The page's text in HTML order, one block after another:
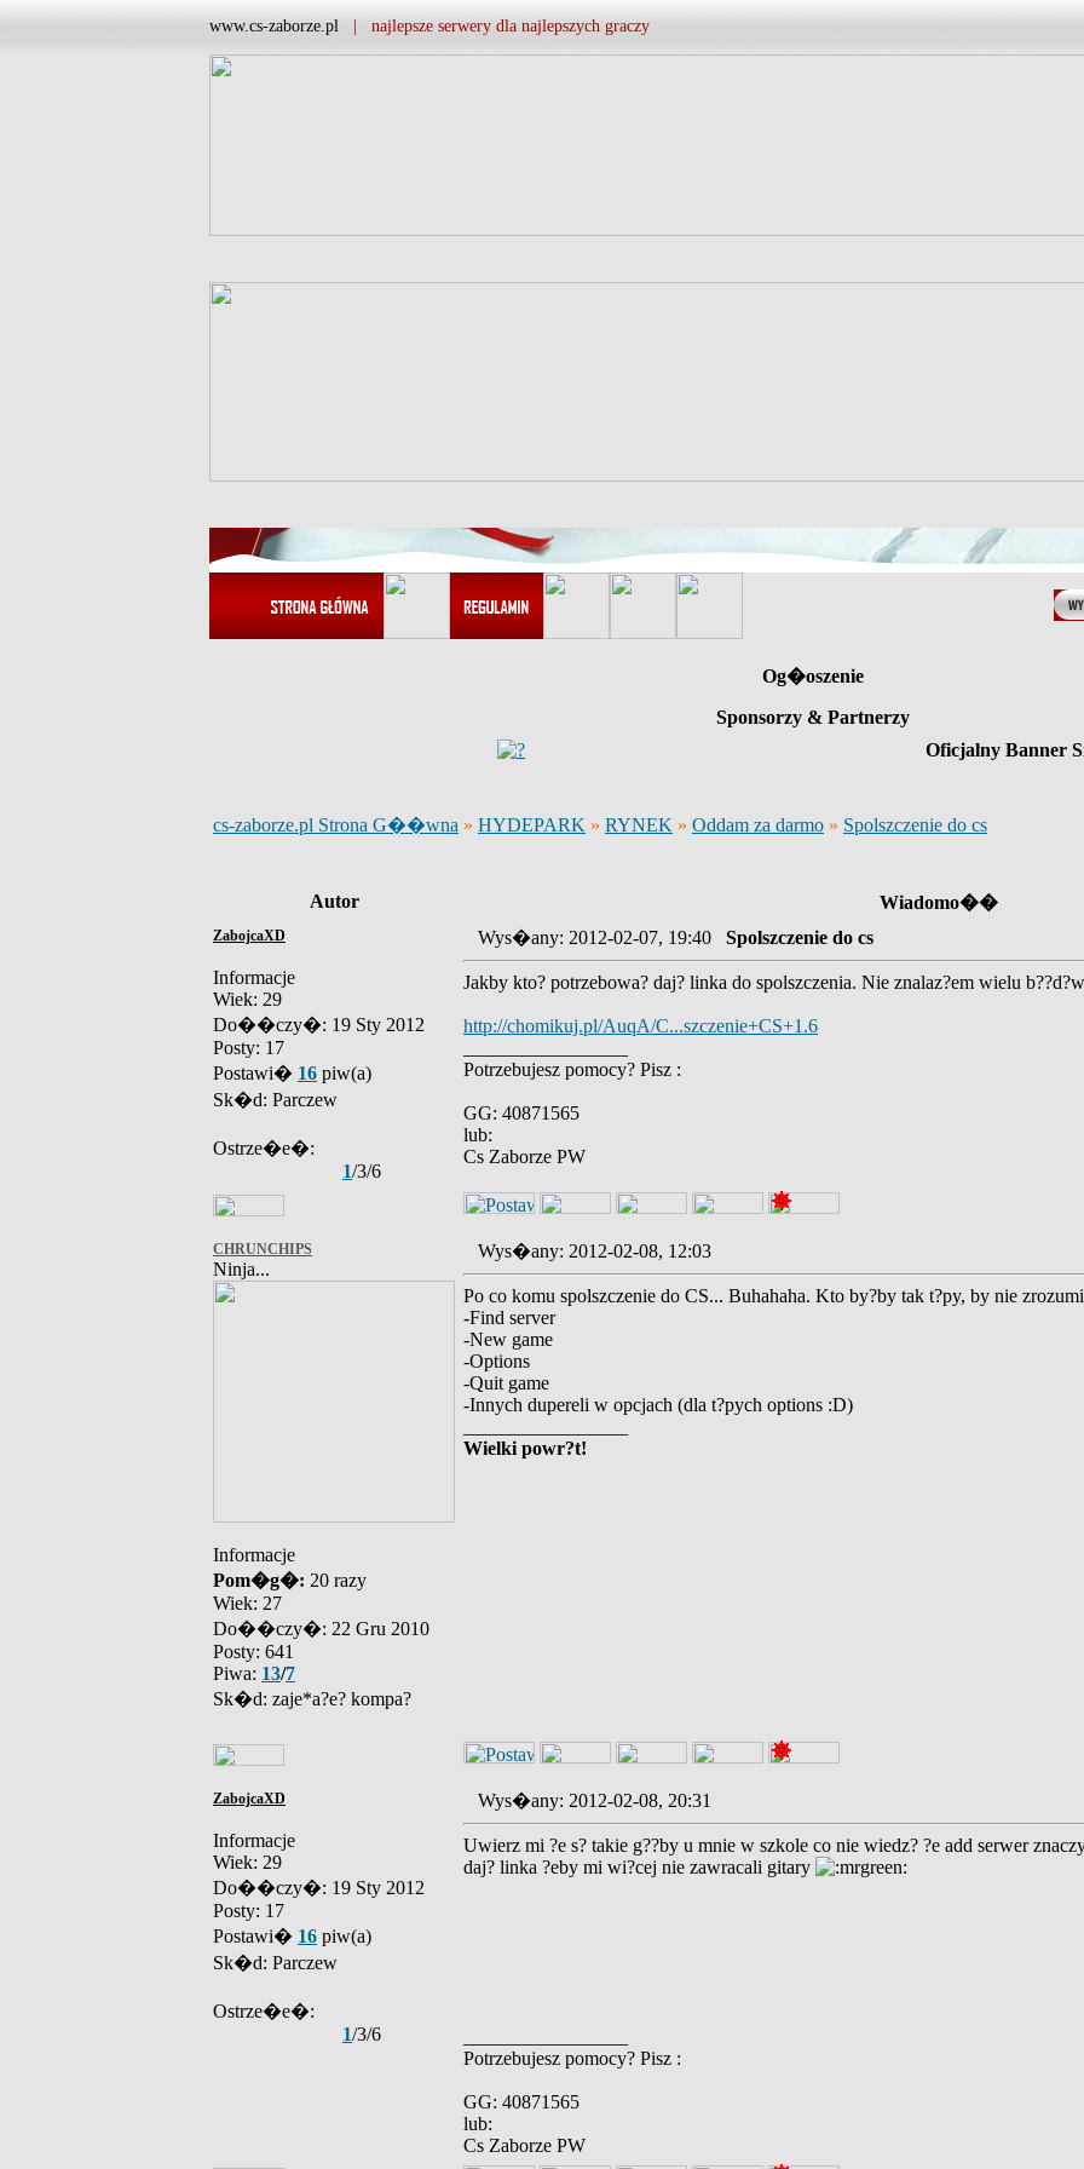
www.cs-zaborze.pl | najlepsze serwery dla najlepszych graczy
Og�oszenie
Sponsorzy & Partnerzy
Oficjalny Banner
cs-zaborze.pl Strona G��wna » HYDEPARK » RYNEK » Oddam za darmo » Spolszczenie do cs
Autor Wiadomo��
ZabojcaXD
Informacje
Wiek: 29
Do��czy�: 19 Sty 2012
Posty: 17
Postawi� 16 piw(a)
Sk�d: Parczew
Ostrze�e�:
1/3/6
Wys�any: 2012-02-07, 19:40 Spolszczenie do cs
Jakby kto? potrzebowa? daj? linka do spolszczenia. Nie znalaz?em wielu
http://chomikuj.pl/AuqA/C...szczenie+CS+1.6
Potrzebujesz pomocy? Pisz :
GG: 40871565
lub:
Cs Zaborze PW
CHRUNCHIPS
Ninja...
Informacje
Pom�g�: 20 razy
Wiek: 27
Do��czy�: 22 Gru 2010
Posty: 641
Piwa: 13/7
Sk�d: zaje*a?e? kompa?
Wys�any: 2012-02-08, 12:03
Po co komu spolszczenie do CS... Buhahaha. Kto by?by tak t?py, by nie
-Find server
-New game
-Options
-Quit game
-Innych dupereli w opcjach (dla t?pych options :D)
Wielki powr?t!
ZabojcaXD
Informacje
Wiek: 29
Do��czy�: 19 Sty 2012
Posty: 17
Postawi� 16 piw(a)
Sk�d: Parczew
Ostrze�e�:
1/3/6
Wys�any: 2012-02-08, 20:31
Uwierz mi ?e s? takie g??by u mnie w szkole co nie wiedz? ?e add serwer
daj? linka ?eby mi wi?cej nie zawracali gitary
Potrzebujesz pomocy? Pisz :
GG: 40871565
lub:
Cs Zaborze PW